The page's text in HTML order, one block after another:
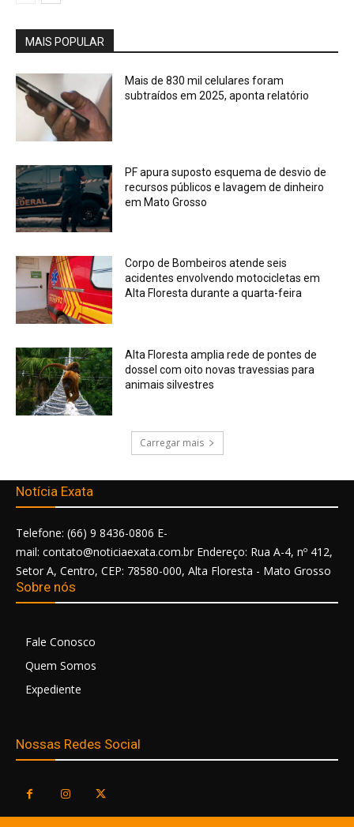
MAIS POPULAR
Mais de 830 mil celulares foram
subtraídos em 2025, aponta relatório
PF apura suposto esquema de desvio de
recursos públicos e lavagem de dinheiro
em Mato Grosso
Corpo de Bombeiros atende seis
acidentes envolvendo motocicletas em
Alta Floresta durante a quarta-feira
Alta Floresta amplia rede de pontes de
dossel com oito novas travessias para
animais silvestres
Carregar mais
Notícia Exata
Telefone: (66) 9 8436-0806 E-
mail: contato@noticiaexata.com.br Endereço: Rua A-4, nº 412,
Setor A, Centro, CEP: 78580-000, Alta Floresta - Mato Grosso
Sobre nós
Fale Conosco
Quem Somos
Expediente
Nossas Redes Social